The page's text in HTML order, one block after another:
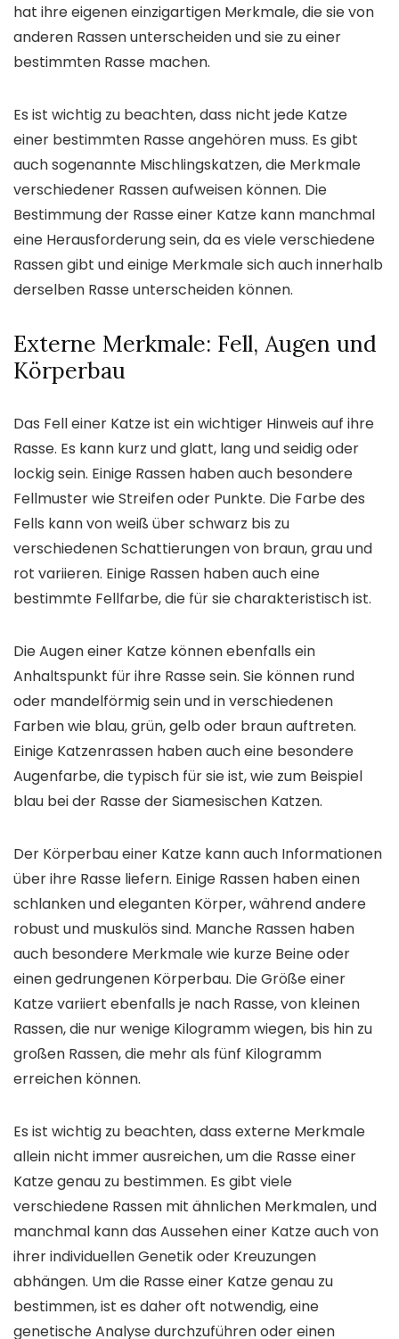
hat ihre eigenen einzigartigen Merkmale, die sie von
anderen Rassen unterscheiden und sie zu einer
bestimmten Rasse machen.
Es ist wichtig zu beachten, dass nicht jede Katze
einer bestimmten Rasse angehören muss. Es gibt
auch sogenannte Mischlingskatzen, die Merkmale
verschiedener Rassen aufweisen können. Die
Bestimmung der Rasse einer Katze kann manchmal
eine Herausforderung sein, da es viele verschiedene
Rassen gibt und einige Merkmale sich auch innerhalb
derselben Rasse unterscheiden können.
Externe Merkmale: Fell, Augen und
Körperbau
Das Fell einer Katze ist ein wichtiger Hinweis auf ihre
Rasse. Es kann kurz und glatt, lang und seidig oder
lockig sein. Einige Rassen haben auch besondere
Fellmuster wie Streifen oder Punkte. Die Farbe des
Fells kann von weiß über schwarz bis zu
verschiedenen Schattierungen von braun, grau und
rot variieren. Einige Rassen haben auch eine
bestimmte Fellfarbe, die für sie charakteristisch ist.
Die Augen einer Katze können ebenfalls ein
Anhaltspunkt für ihre Rasse sein. Sie können rund
oder mandelförmig sein und in verschiedenen
Farben wie blau, grün, gelb oder braun auftreten.
Einige Katzenrassen haben auch eine besondere
Augenfarbe, die typisch für sie ist, wie zum Beispiel
blau bei der Rasse der Siamesischen Katzen.
Der Körperbau einer Katze kann auch Informationen
über ihre Rasse liefern. Einige Rassen haben einen
schlanken und eleganten Körper, während andere
robust und muskulös sind. Manche Rassen haben
auch besondere Merkmale wie kurze Beine oder
einen gedrungenen Körperbau. Die Größe einer
Katze variiert ebenfalls je nach Rasse, von kleinen
Rassen, die nur wenige Kilogramm wiegen, bis hin zu
großen Rassen, die mehr als fünf Kilogramm
erreichen können.
Es ist wichtig zu beachten, dass externe Merkmale
allein nicht immer ausreichen, um die Rasse einer
Katze genau zu bestimmen. Es gibt viele
verschiedene Rassen mit ähnlichen Merkmalen, und
manchmal kann das Aussehen einer Katze auch von
ihrer individuellen Genetik oder Kreuzungen
abhängen. Um die Rasse einer Katze genau zu
bestimmen, ist es daher oft notwendig, eine
genetische Analyse durchzuführen oder einen